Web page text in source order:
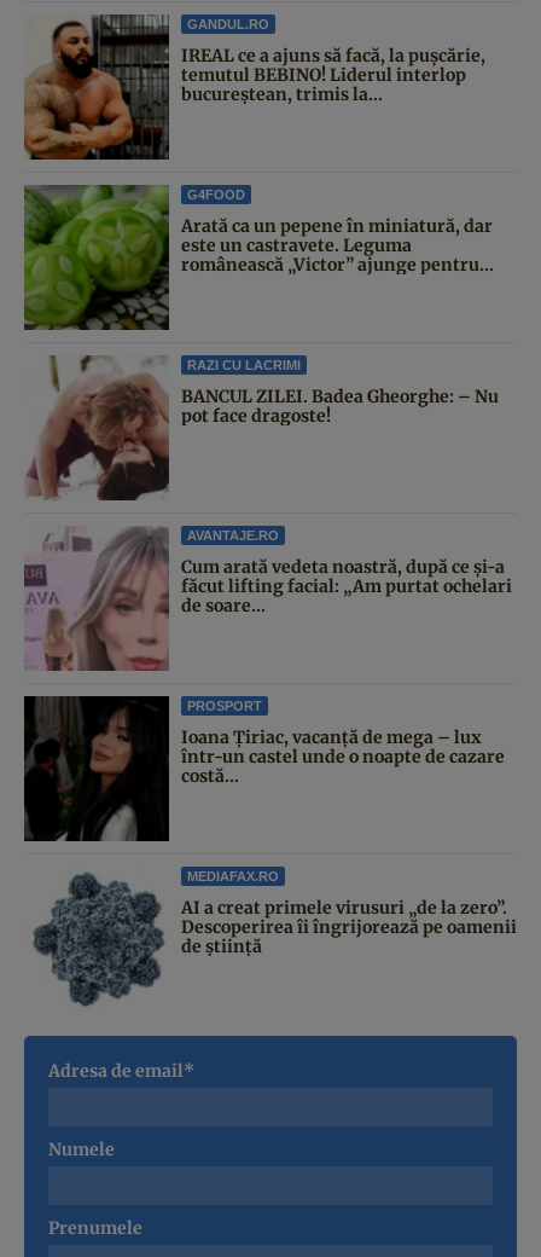
GANDUL.RO
IREAL ce a ajuns să facă, la pușcărie,
temutul BEBINO! Liderul interlop
bucureștean, trimis la...
G4FOOD
Arată ca un pepene în miniatură, dar
este un castravete. Leguma
românească „Victor” ajunge pentru...
RAZI CU LACRIMI
BANCUL ZILEI. Badea Gheorghe: – Nu
pot face dragoste!
AVANTAJE.RO
Cum arată vedeta noastră, după ce și-a
făcut lifting facial: „Am purtat ochelari
de soare...
PROSPORT
Ioana Țiriac, vacanță de mega – lux
într-un castel unde o noapte de cazare
costă...
MEDIAFAX.RO
AI a creat primele virusuri „de la zero”.
Descoperirea îi îngrijorează pe oamenii
de știință
Adresa de email*
Numele
Prenumele